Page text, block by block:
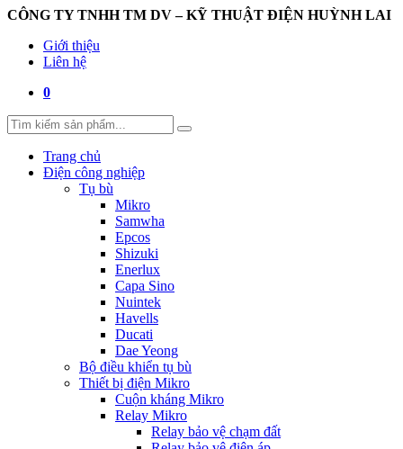
CÔNG TY TNHH TM DV – KỸ THUẬT ĐIỆN HUỲNH LAI
Giới thiệu
Liên hệ
0
Trang chủ
Điện công nghiệp
Tụ bù
Mikro
Samwha
Epcos
Shizuki
Enerlux
Capa Sino
Nuintek
Havells
Ducati
Dae Yeong
Bộ điều khiển tụ bù
Thiết bị điện Mikro
Cuộn kháng Mikro
Relay Mikro
Relay bảo vệ chạm đất